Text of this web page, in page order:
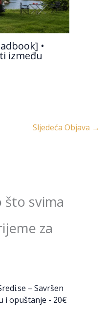
•
između
Sljedeća Objava →
svima
za
– Savršen
i opuštanje - 20€